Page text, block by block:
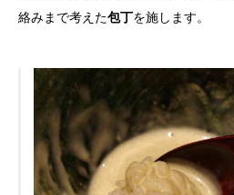
絡みまで考えた包丁を施します。